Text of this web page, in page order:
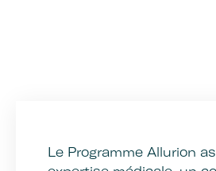
Le Programme Allurion